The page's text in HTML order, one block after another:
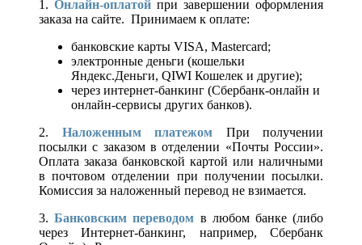
1. Онлайн-оплатой при завершении оформления
заказа на сайте. Принимаем к оплате:
банковские карты VISA, Mastercard;
электронные деньги (кошельки
Яндекс.Деньги, QIWI Кошелек и другие);
через интернет-банкинг (Сбербанк-онлайн и
онлайн-сервисы других банков).
2. Наложенным платежом При получении
посылки с заказом в отделении «Почты России».
Оплата заказа банковской картой или наличными
в почтовом отделении при получении посылки.
Комиссия за наложенный перевод не взимается.
3.Банковским переводом в любом банке (либо
через Интернет-банкинг, например, Сбербанк